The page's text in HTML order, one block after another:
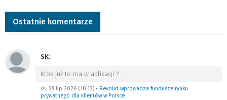
Ostatnie komentarze
SK:
Ktoś już to ma w aplikacji ? …
śr., 29 lip 2026 (10:13) • Revolut wprowadza fundusze rynku
prywatnego dla klientów w Polsce